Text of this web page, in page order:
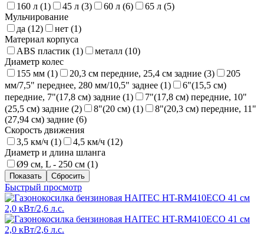
160 л (1) 45 л (3) 60 л (6) 65 л (5)
Мульчирование
да (12) нет (1)
Материал корпуса
ABS пластик (1) металл (10)
Диаметр колес
155 мм (1) 20,3 см передние, 25,4 см задние (3)
205
мм/7,5" переднее, 280 мм/10,5" заднее (1)
6"(15,5 см)
передние, 7"(17,8 см) задние (1)
7"(17,8 см) передние, 10"
(25,5 см) задние (2) 8"(20 см) (1)
8"(20,3 см) передние, 11"
(27,94 см) задние (6)
Скорость движения
3,5 км/ч (1) 4,5 км/ч (12)
Диаметр и длина шланга
Ø9 см, L - 250 см (1)
Быстрый просмотр